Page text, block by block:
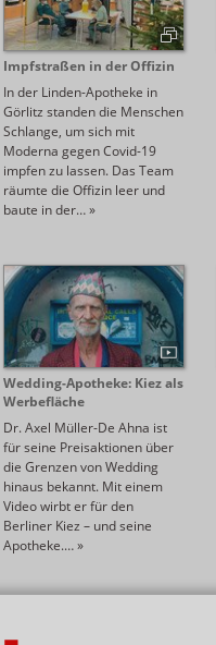
Impfstraßen in der Offizin
In der Linden-Apotheke in
Görlitz standen die Menschen
Schlange, um sich mit
Moderna gegen Covid-19
impfen zu lassen. Das Team
räumte die Offizin leer und
baute in der…»
Wedding-Apotheke: Kiez als
Werbefläche
Dr. Axel Müller-De Ahna ist
für seine Preisaktionen über
die Grenzen von Wedding
hinaus bekannt. Mit einem
Video wirbt er für den
Berliner Kiez – und seine
Apotheke.…»